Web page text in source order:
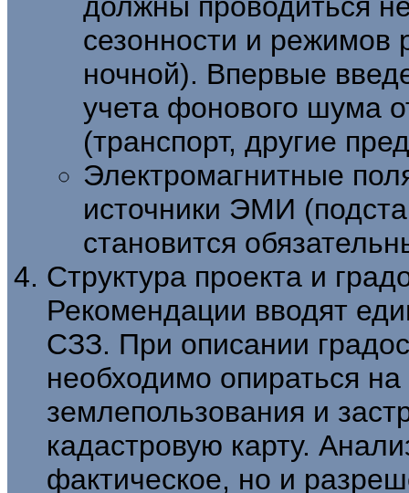
сезонности и режимов
ночной). Впервые
учета фонового шума
(транспорт, другие
Электромагнитные
источники ЭМИ
становится
Структура проекта и
Рекомендации вводят
СЗЗ. При описании
необходимо опираться
землепользования и
кадастровую карту.
фактическое, но и